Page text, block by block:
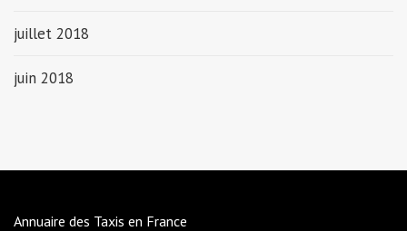
juillet 2018
juin 2018
Annuaire des Taxis en France